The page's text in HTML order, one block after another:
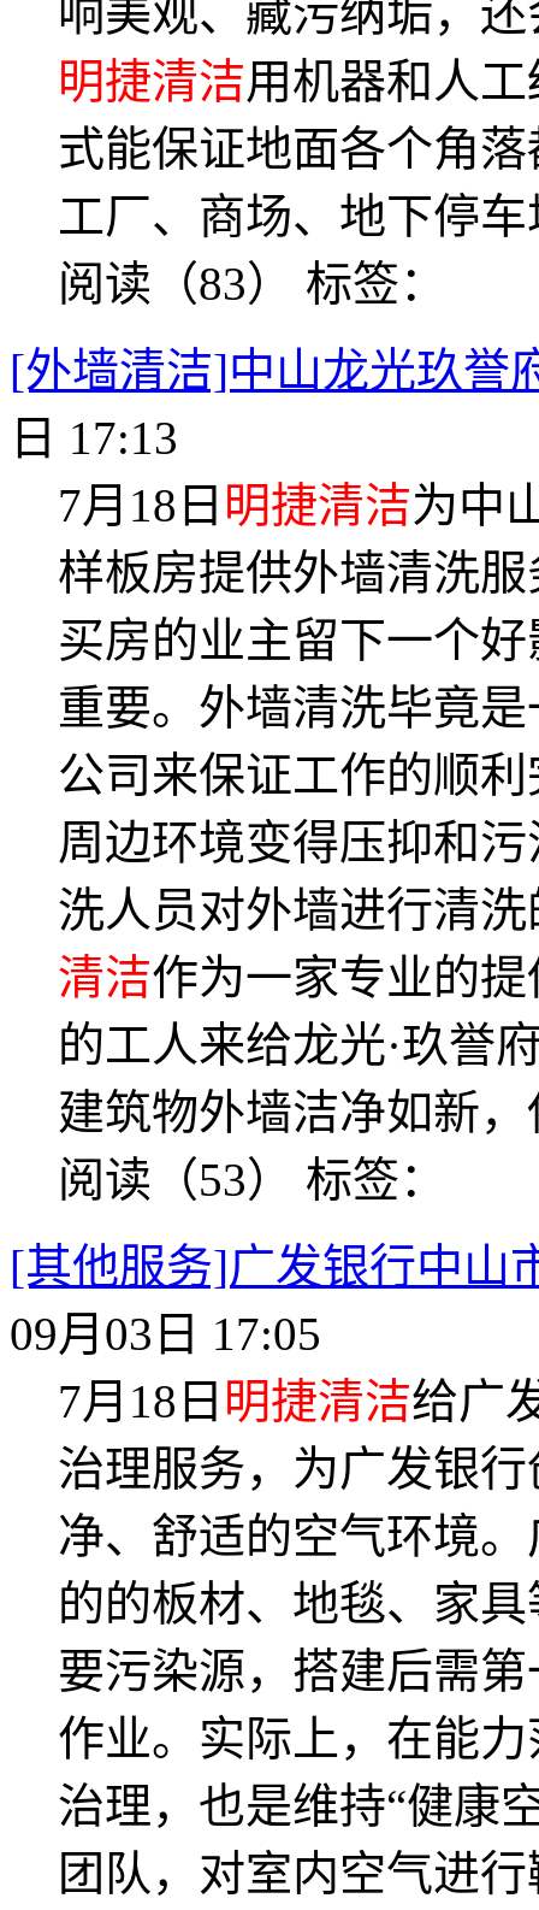
响美观、藏污纳垢，
明捷清洁用机器和人
式能保证地面各个角
工厂、商场、地下停
阅读（83） 标签：
[外墙清洁]中山龙光玖誉
日 17:13
7月18日 明捷清洁为中
样板房提供外墙清洗
买房的业主留下一个
重要。外墙清洗毕竟
公司来保证工作的顺
周边环境变得压抑和
洗人员对外墙进行清
清洁作为一家专业的
的工人来给龙光·玖誉
建筑物外墙洁净如新，
阅读（53） 标签：
[其他服务]广发银行中山
09月03日 17:05
7月18日 明捷清洁给广
治理服务，为广发银
净、舒适的空气环境
的的板材、地毯、家
要污染源，搭建后需
作业。实际上，在能
治理，也是维持“健康
团队，对室内空气进